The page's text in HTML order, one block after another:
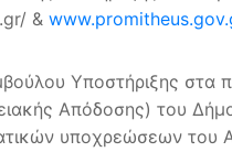
&
Υποστήριξης στα
Απόδοσης) του
υποχρεώσεων του